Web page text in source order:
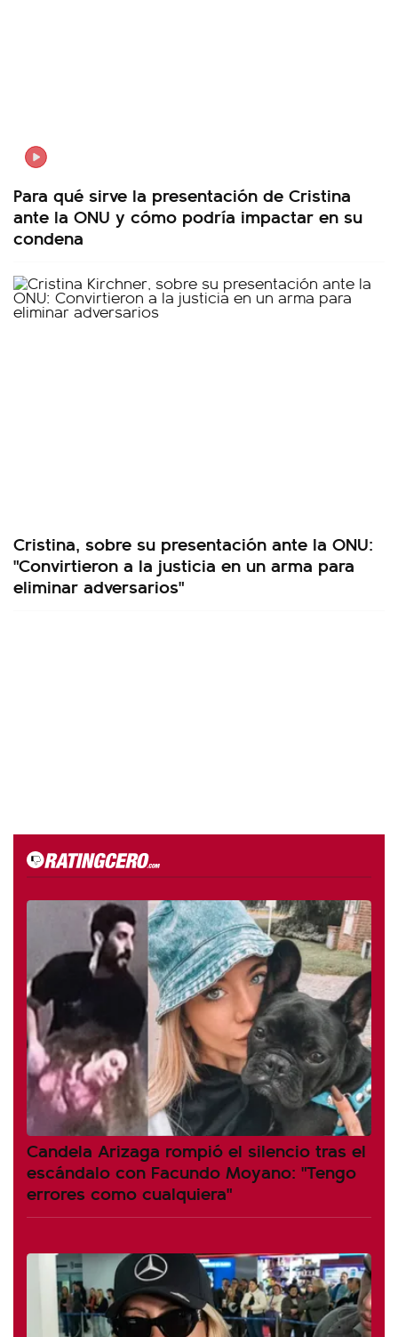
Para qué sirve la presentación de Cristina
ante la ONU y cómo podría impactar en su
condena
Cristina, sobre su presentación ante la ONU:
"Convirtieron a la justicia en un arma para
eliminar adversarios"
Candela Arizaga rompió el silencio tras el
escándalo con Facundo Moyano: "Tengo
errores como cualquiera"